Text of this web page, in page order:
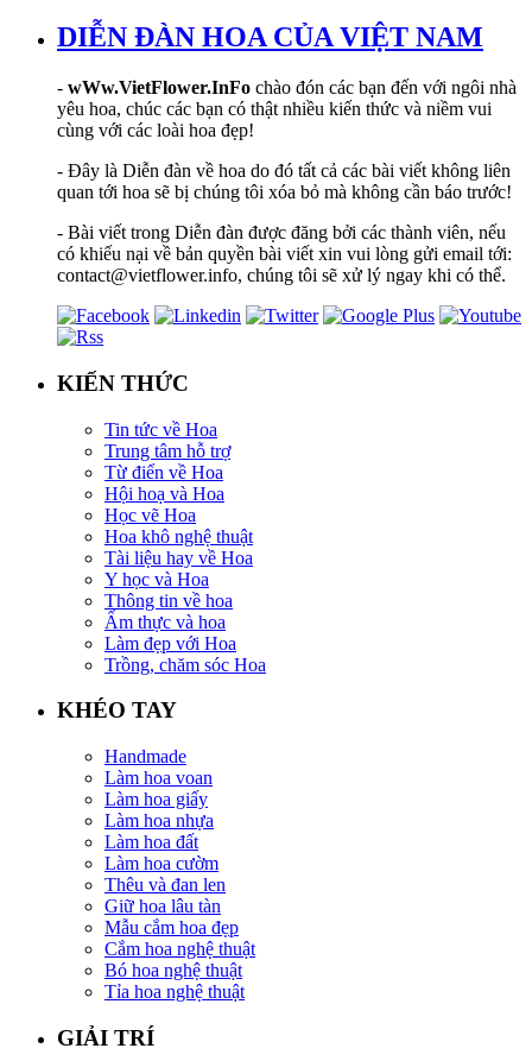
DIỄN ĐÀN HOA CỦA VIỆT NAM
- wWw.VietFlower.InFo chào đón các bạn đến với ngôi nhà
yêu hoa, chúc các bạn có thật nhiều kiến thức và niềm vui
cùng với các loài hoa đẹp!
- Đây là Diễn đàn về hoa do đó tất cả các bài viết không liên
quan tới hoa sẽ bị chúng tôi xóa bỏ mà không cần báo trước!
- Bài viết trong Diễn đàn được đăng bởi các thành viên, nếu
có khiếu nại về bản quyền bài viết xin vui lòng gửi email tới:
contact@vietflower.info, chúng tôi sẽ xử lý ngay khi có thể.
KIẾN THỨC
Tin tức về Hoa
Trung tâm hỗ trợ
Từ điển về Hoa
Hội hoạ và Hoa
Học vẽ Hoa
Hoa khô nghệ thuật
Tài liệu hay về Hoa
Y học và Hoa
Thông tin về hoa
Ẩm thực và hoa
Làm đẹp với Hoa
Trồng, chăm sóc Hoa
KHÉO TAY
Handmade
Làm hoa voan
Làm hoa giấy
Làm hoa nhựa
Làm hoa đất
Làm hoa cườm
Thêu và đan len
Giữ hoa lâu tàn
Mẫu cắm hoa đẹp
Cắm hoa nghệ thuật
Bó hoa nghệ thuật
Tỉa hoa nghệ thuật
GIẢI TRÍ